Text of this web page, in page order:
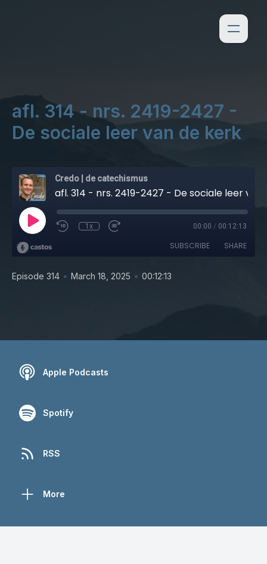
afl. 314 - nrs. 2419-2427 -
De sociale leer van de kerk
Credo | de catechismus
1x 00:00 / 00:12:13
SUBSCRIBE SHARE
Episode 314 • March 18, 2025 • 00:12:13
Apple Podcasts
Spotify
RSS
More